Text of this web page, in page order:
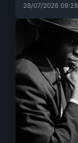
28/07/2026 09:28